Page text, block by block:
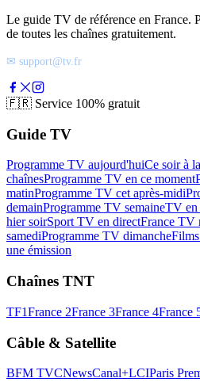
Le guide TV de référence en France.
de toutes les chaînes gratuitement.
✉ support@tv.fr
🇫🇷 Service 100% gratuit
Guide TV
Programme TV aujourd'huiCe soir à
chaînesProgramme TV en ce moment
matinProgramme TV cet après-midi
demainProgramme TV semaineTV en
hier soirSport TV en directFrance TV
samediProgramme TV dimanche
une émission
Chaînes TNT
TF1France 2France 3France 4France
Câble & Satellite
BFM TVCNewsCanal+LCIParis